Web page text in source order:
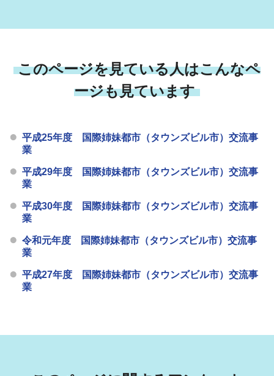
このページを見ている人はこんなペ
ージも見ています
平成25年度 国際姉妹都市（タウンズビル市）交流事
業
平成29年度 国際姉妹都市（タウンズビル市）交流事
業
平成30年度 国際姉妹都市（タウンズビル市）交流事
業
令和元年度 国際姉妹都市（タウンズビル市）交流事
業
平成27年度 国際姉妹都市（タウンズビル市）交流事
業